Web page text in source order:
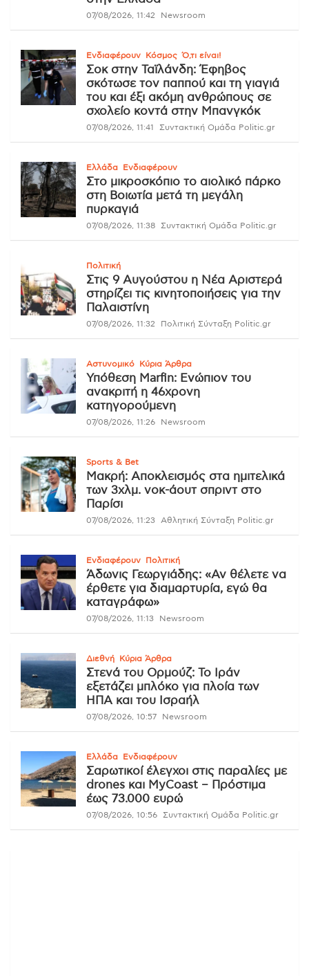
07/08/2026, 11:42 Newsroom
Ενδιαφέρουν Κόσμος Ό,τι είναι!
Σοκ στην Ταϊλάνδη: Έφηβος
σκότωσε τον παππού και τη γιαγιά
του και έξι ακόμη ανθρώπους σε
σχολείο κοντά στην Μπανγκόκ
07/08/2026, 11:41 Συντακτική Ομάδα Politic.gr
Ελλάδα Ενδιαφέρουν
Στο μικροσκόπιο το αιολικό πάρκο
στη Βοιωτία μετά τη μεγάλη
πυρκαγιά
07/08/2026, 11:38 Συντακτική Ομάδα Politic.gr
Πολιτική
Στις 9 Αυγούστου η Νέα Αριστερά
στηρίζει τις κινητοποιήσεις για την
Παλαιστίνη
07/08/2026, 11:32 Πολιτική Σύνταξη Politic.gr
Αστυνομικό Κύρια Άρθρα
Υπόθεση Marfin: Ενώπιον του
ανακριτή η 46χρονη
κατηγορούμενη
07/08/2026, 11:26 Newsroom
Sports & Bet
Μακρή: Αποκλεισμός στα ημιτελικά
των 3χλμ. νοκ-άουτ σπριντ στο
Παρίσι
07/08/2026, 11:23 Αθλητική Σύνταξη Politic.gr
Ενδιαφέρουν Πολιτική
Άδωνις Γεωργιάδης: «Αν θέλετε να
έρθετε για διαμαρτυρία, εγώ θα
καταγράφω»
07/08/2026, 11:13 Newsroom
Διεθνή Κύρια Άρθρα
Στενά του Ορμούζ: Το Ιράν
εξετάζει μπλόκο για πλοία των
ΗΠΑ και του Ισραήλ
07/08/2026, 10:57 Newsroom
Ελλάδα Ενδιαφέρουν
Σαρωτικοί έλεγχοι στις παραλίες με
drones και MyCoast – Πρόστιμα
έως 73.000 ευρώ
07/08/2026, 10:56 Συντακτική Ομάδα Politic.gr